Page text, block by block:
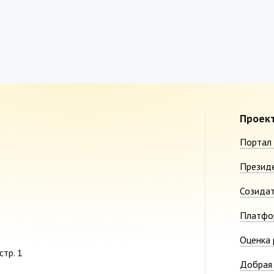
1
Портал
Оценка
Добрая